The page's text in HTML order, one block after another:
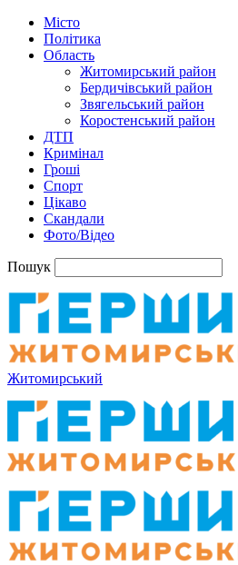
Місто
Політика
Область
Житомирський район
Бердичівський район
Звягельський район
Коростенський район
ДТП
Кримінал
Гроші
Спорт
Цікаво
Скандали
Фото/Відео
Пошук
Житомирський